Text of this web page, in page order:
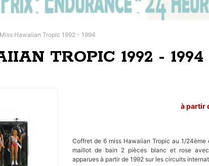
Hawaiian Tropic 1992 - 1994
TROPIC 1992 - 1994
à partir
Coffret de 6 miss Hawaiian Tropic au 1/
maillot de bain 2 pièces blanc et rose
apparues à partir de 1992 sur les circuits